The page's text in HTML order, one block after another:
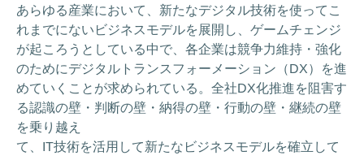
あらゆる産業において、新たなデジタル技術を使ってこ
れまでにないビジネスモデルを展開し、ゲームチェンジ
が起ころうとしている中で、各企業は競争力維持・強化
のためにデジタルトランスフォーメーション（DX）を進
めていくことが求められている。全社DX化推進を阻害す
る認識の壁・判断の壁・納得の壁・行動の壁・継続の壁
を乗り越え
て、IT技術を活用して新たなビジネスモデルを確立して